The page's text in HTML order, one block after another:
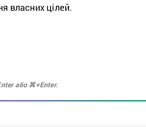
власних цілей.
або ⌘+Enter.